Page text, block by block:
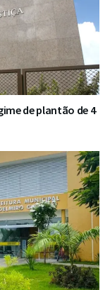
de plantão de 4